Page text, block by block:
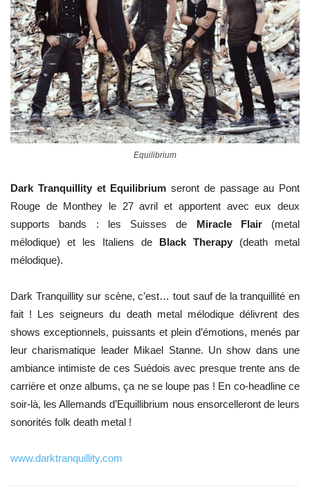
Equilibrium
Dark Tranquillity et Equilibrium seront de passage au Pont
Rouge de Monthey le 27 avril et apportent avec eux deux
supports bands : les Suisses de Miracle Flair(metal
mélodique) et les Italiens de Black Therapy (death metal
mélodique).
Dark Tranquillity sur scène, c’est… tout sauf de la tranquillité en
fait ! Les seigneurs du death metal mélodique délivrent des
shows exceptionnels, puissants et plein d’émotions, menés par
leur charismatique leader Mikael Stanne. Un show dans une
ambiance intimiste de ces Suédois avec presque trente ans de
carrière et onze albums, ça ne se loupe pas ! En co-headline ce
soir-là, les Allemands d’Equillibrium nous ensorcelleront de leurs
sonorités folk death metal !
www.darktranquillity.com